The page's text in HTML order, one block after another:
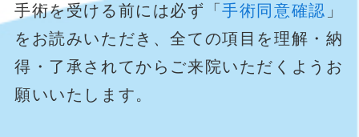
手術を受ける前には必ず「手術同意確認 」
をお読みいただき、全ての項目を理解・納
得・了承されてからご来院いただくようお
願いいたします。